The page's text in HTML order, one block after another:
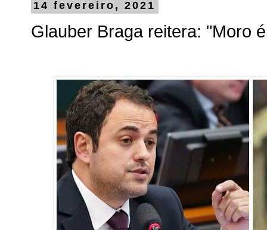
14 fevereiro, 2021
Glauber Braga reitera: "Moro